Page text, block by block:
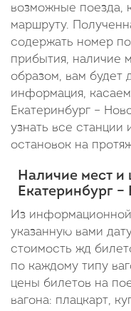
возможные поезда,
маршруту.
содержать номер
прибытия, наличие
образом, вам будет
информация,
Екатеринбург –
узнать все станции
остановок на
Наличие мест
Екатеринбург –
Из
указанную вами
стоимость жд
по каждому типу
цены билетов на
вагона: плацкарт,